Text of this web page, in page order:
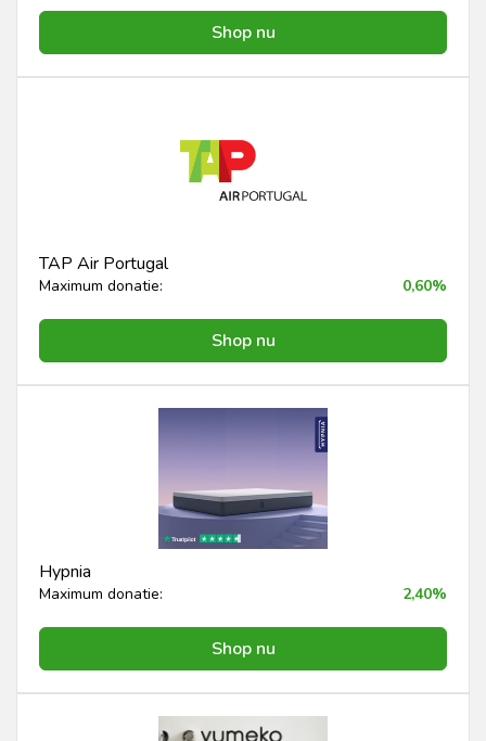
Shop nu
TAP Air Portugal
Maximum donatie: 0,60%
Shop nu
Hypnia
Maximum donatie: 2,40%
Shop nu